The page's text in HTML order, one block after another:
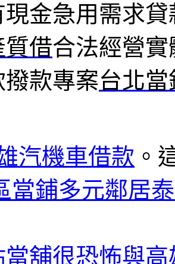
現金急用需求
質借合法經營
款專案台北當
汽機車借款 。
當鋪多元鄰居
當舖很恐怖與